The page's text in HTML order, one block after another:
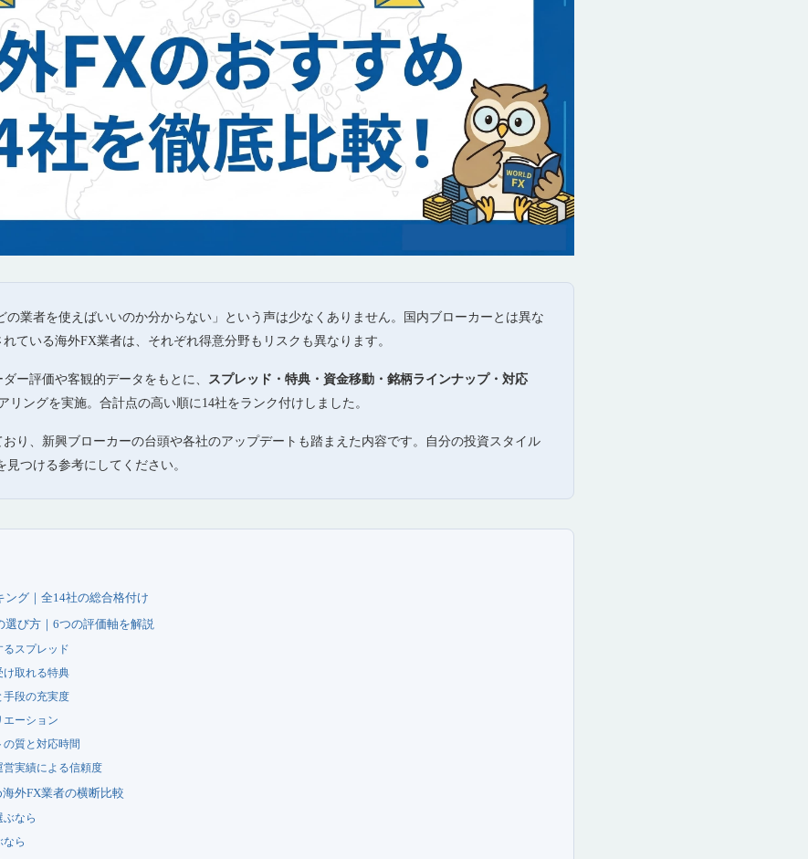
の業者を使えばいいのか分からない」という声は少なくありません。国内ブローカーとは異な
ている海外FX業者は、それぞれ得意分野もリスクも異なります。
ー評価や客観的データをもとに、 スプレッド・特典・資金移動・銘柄ラインナップ・対応
リングを実施。合計点の高い順に14社をランク付けしました。
り、新興ブローカーの台頭や各社のアップデートも踏まえた内容です。自分の投資スタイル
つける参考にしてください。
グ｜全14社の総合格付け
選び方｜6つの評価軸を解説
るスプレッド
け取れる特典
手段の充実度
エーション
質と対応時間
実績による信頼度
外FX業者の横断比較
ぶなら
なら